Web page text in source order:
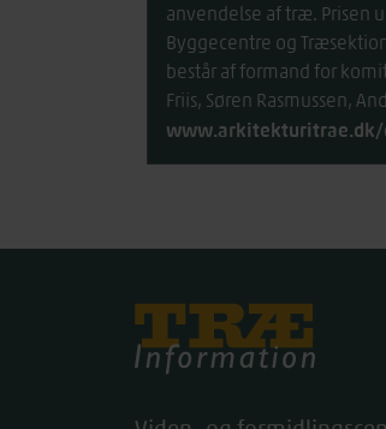
anvendelse af træ. Prisen
Byggecentre og
består af formand for
Friis, Søren Rasmussen,
www.arkitekturitrae.dk/